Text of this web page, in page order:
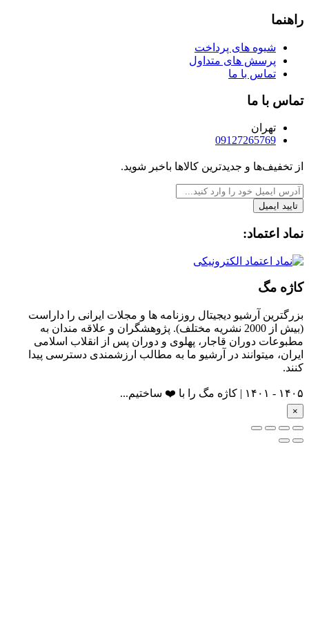
راهنما
شیوه های پرداخت
پرسش های متداول
تماس با ما
تماس با ما
تهران
09127265769
از تخفیف‌ها و جدیدترین‌ کالاها باخبر شوید.
تایید ایمیل
نماد اعتماد:
کاژه مگ
بزرگترین آرشیو دیجیتال روزنامه ها و مجلات ایرانی را داراست
(بیش از 2000 نشریه مختلف). پژوهشگران و علاقه مندان به
مطبوعات دوران قاجار، پهلوی و دوران پس از انقلاب اسلامی
ایران، میتوانند در آرشیو ما به مطالب ارزشمندی دسترسی پیدا
کنند.
۱۴۰۵ - ۱۴۰۱ | کاژه مگ را با ❤️ ساختیم...
×